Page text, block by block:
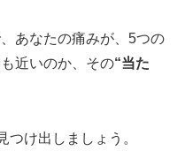
あなたの痛みが、5つの
近いのか、その“当た
つけ出しましょう。